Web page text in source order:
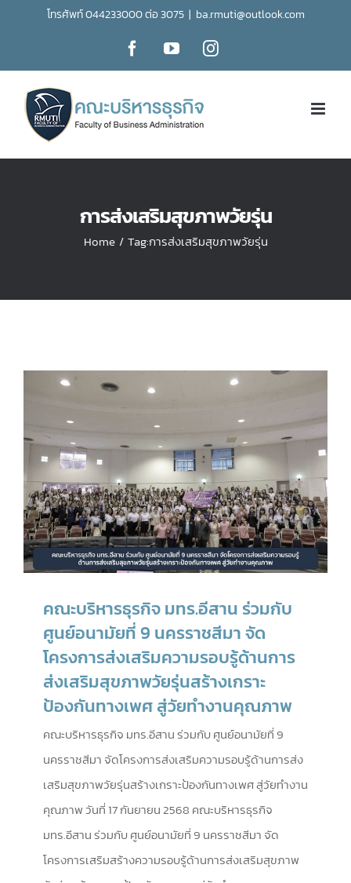
โทรศัพท์ 044233000 ต่อ 3075 | ba.rmuti@outlook.com
FacebookYouTubeInstagram
การส่งเสริมสุขภาพวัยรุ่น
Home / Tag:การส่งเสริมสุขภาพวัยรุ่น
คณะบริหารธุรกิจ มทร.อีสาน ร่วมกับ
ศูนย์อนามัยที่ 9 นครราชสีมา จัด
โครงการส่งเสริมความรอบรู้ด้านการ
ส่งเสริมสุขภาพวัยรุ่นสร้างเกราะ
ป้องกันทางเพศ สู่วัยทำงานคุณภาพ
คณะบริหารธุรกิจ มทร.อีสาน ร่วมกับ ศูนย์อนามัยที่ 9
นครราชสีมา จัดโครงการส่งเสริมความรอบรู้ด้านการส่ง
เสริมสุขภาพวัยรุ่นสร้างเกราะป้องกันทางเพศ สู่วัยทำงาน
คุณภาพ วันที่ 17 กันยายน 2568 คณะบริหารธุรกิจ
มทร.อีสาน ร่วมกับ ศูนย์อนามัยที่ 9 นครราชสีมา จัด
โครงการเสริมสร้างความรอบรู้ด้านการส่งเสริมสุขภาพ